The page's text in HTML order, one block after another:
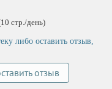
стр./день)
либо оставить отзыв,
отзыв